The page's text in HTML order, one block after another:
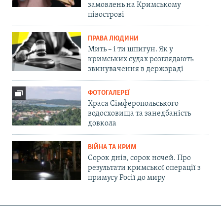
замовлень на Кримському
півострові
ПРАВА ЛЮДИНИ
Мить – і ти шпигун. Як у
кримських судах розглядають
звинувачення в держзраді
ФОТОГАЛЕРЕЇ
Краса Сімферопольського
водосховища та занедбаність
довкола
ВІЙНА ТА КРИМ
Сорок днів, сорок ночей. Про
результати кримської операції з
примусу Росії до миру